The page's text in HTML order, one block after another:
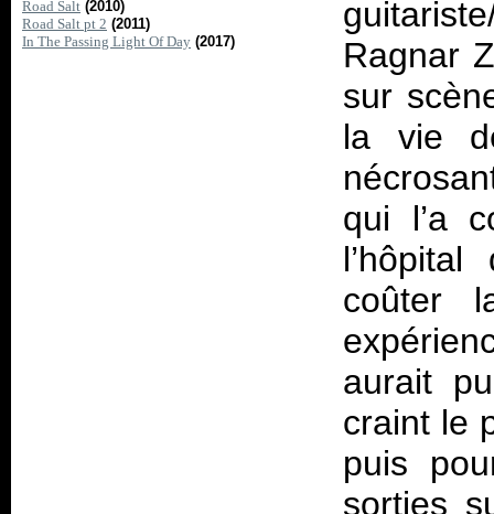
Road Salt (2010)
Road Salt pt 2 (2011)
In The Passing Light Of Day (2017)
Ragnar
sur
la vie
qui l’a
coûter
aurait
craint le
puis
sorties